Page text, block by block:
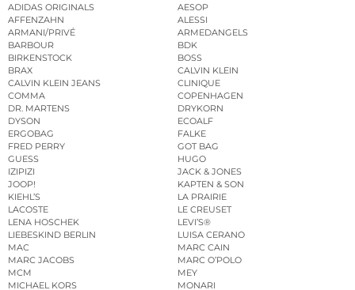
ADIDAS ORIGINALS
AESOP
AFFENZAHN
ALESSI
ARMANI/PRIVÉ
ARMEDANGELS
BARBOUR
BDK
BIRKENSTOCK
BOSS
BRAX
CALVIN KLEIN
CALVIN KLEIN JEANS
CLINIQUE
COMMA
COPENHAGEN
DR. MARTENS
DRYKORN
DYSON
ECOALF
ERGOBAG
FALKE
FRED PERRY
GOT BAG
GUESS
HUGO
IZIPIZI
JACK & JONES
JOOP!
KAPTEN & SON
KIEHL’S
LA PRAIRIE
LACOSTE
LE CREUSET
LENA HOSCHEK
LEVI’S®
LIEBESKIND BERLIN
LUISA CERANO
MAC
MARC CAIN
MARC JACOBS
MARC O’POLO
MCM
MEY
MICHAEL KORS
MONARI